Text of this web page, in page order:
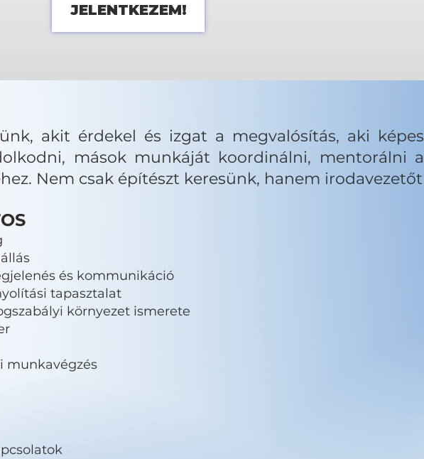
JELENTKEZEM!
akit érdekel és izgat a megvalósítás, aki képes
mások munkáját koordinálni, mentorálni a
Nem csak építészt keresünk, hanem irodavezetőt
és kommunikáció
tapasztalat
környezet ismerete
munkavégzés